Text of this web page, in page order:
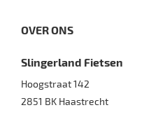
OVER ONS
Slingerland Fietsen
Hoogstraat 142
2851 BK Haastrecht